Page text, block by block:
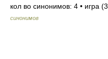
кол во синонимов: 4 • игра
синонимов